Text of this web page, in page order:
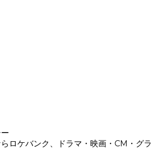
ロケバンク、ドラマ・映画・CM・グラ